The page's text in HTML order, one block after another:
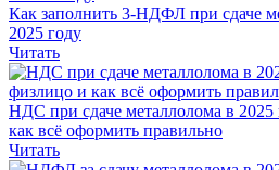
Как заполнить 3-НДФЛ при сдаче
2025 году
Читать
НДС при сдаче металлолома в 2025
как всё оформить правильно
Читать